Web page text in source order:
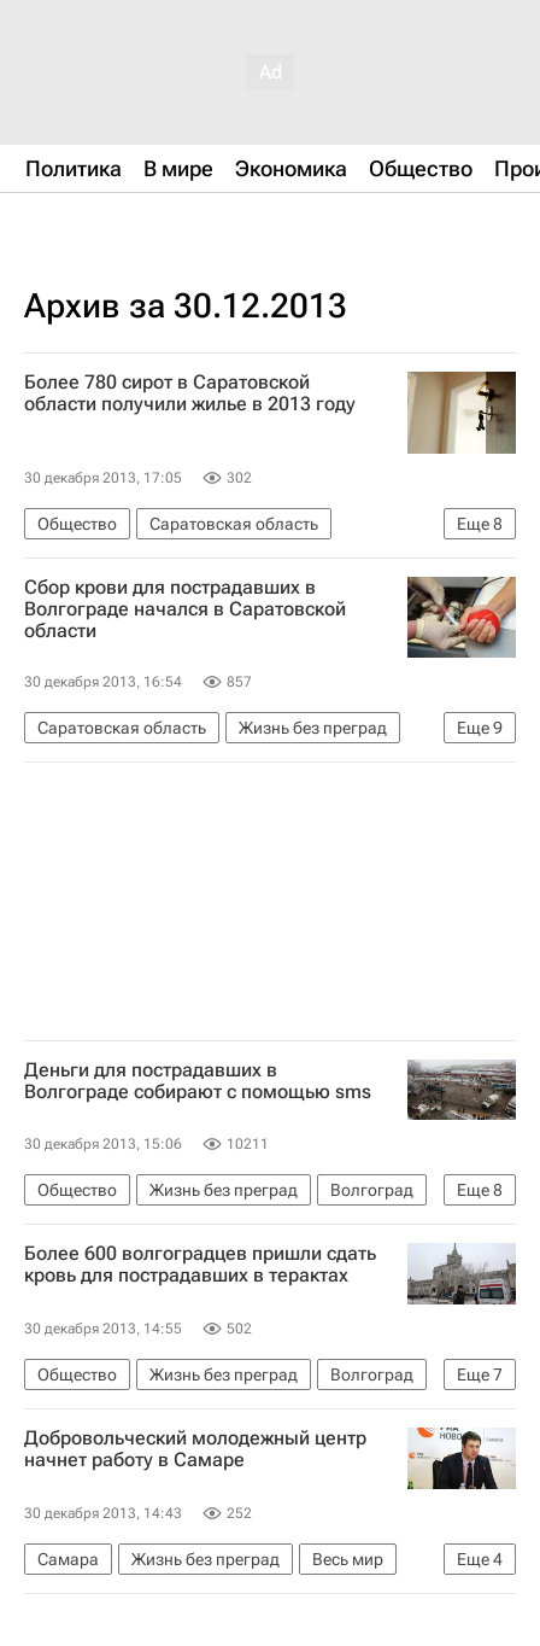
Политика В мире Экономика Общество
Архив за 30.12.2013
Более 780 сирот в Саратовской
области получили жилье в 2013 году
30 декабря 2013, 17:05 302
Еще8
Общество
Саратовская область
Жизнь без преград
Европа
Весь мир
Приволжский ФО
Прокуратура Саратовской области
Саратовская областная Дума
Детские вопросы
Россия
Сбор крови для пострадавших в
Волгограде начался в Саратовской
области
30 декабря 2013, 16:54 857
Еще9
Саратовская область
Жизнь без преград
Волгоград
Саратов Весь мир
Европа
Деньги для пострадавших в
Волгограде собирают с помощью sms
30 декабря 2013, 15:06 10211
Еще8
Общество Жизнь без преград
Волгоград
Весь мир
Европа
Волгоградская область
Южный ФО
Теракт на вокзале в Волгограде
Школа волонтера
Россия
Более 600 волгоградцев пришли сдать
кровь для пострадавших в терактах
30 декабря 2013, 14:55 502
Еще7
Общество Жизнь без преград
Волгоград
Весь мир
Европа
Волгоградская область
Южный ФО
Теракт на вокзале в Волгограде
Добровольческий молодежный центр
начнет работу в Самаре
30 декабря 2013, 14:43 252
Еще4
Самара Жизнь без преград
Весь мир
Европа
Самарская область